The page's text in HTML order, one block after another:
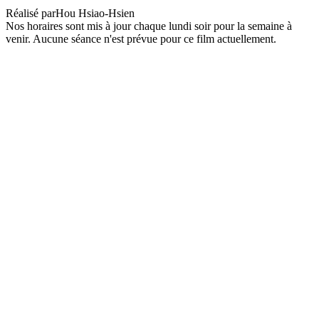
Réalisé parHou Hsiao-Hsien
Nos horaires sont mis à jour chaque lundi soir pour la semaine à
venir. Aucune séance n'est prévue pour ce film actuellement.